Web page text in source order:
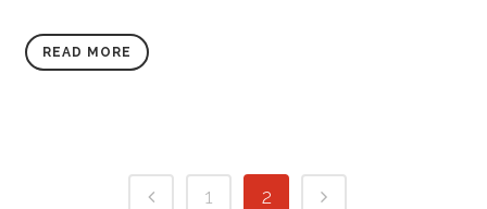
READ MORE
1 2